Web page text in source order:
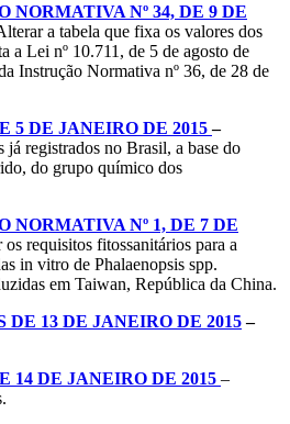
NORMATIVA Nº 34, DE 9 DE
a tabela que fixa os valores dos
a Lei nº 10.711, de 5 de agosto de
Instrução Normativa nº 36, de 28 de
5 DE JANEIRO DE 2015–
registrados no Brasil, a base do
do grupo químico dos
NORMATIVA Nº 1, DE 7 DE
requisitos fitossanitários para a
in vitro de Phalaenopsis spp.
em Taiwan, República da China.
DE 13 DE JANEIRO DE 2015–
14 DE JANEIRO DE 2015 –